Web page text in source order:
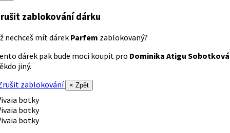
zablokování dárku
nechceš mít dárek Parfem zablokovaný?
dárek pak bude moci koupit pro Dominika Atigu Sobotková
jiný.
zablokování
× Zpět